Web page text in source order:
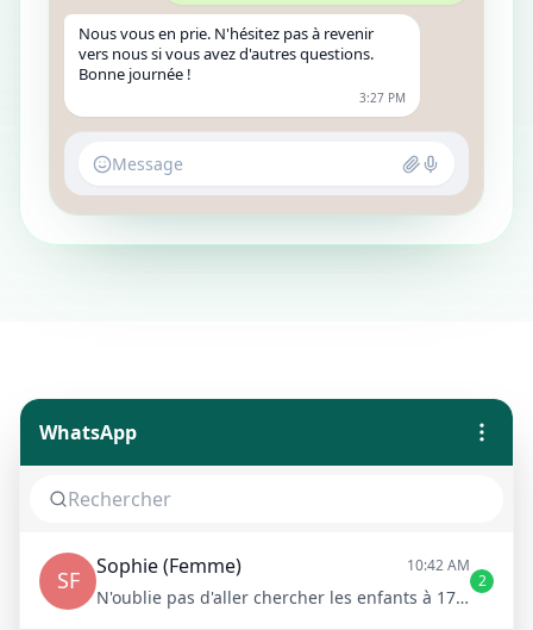
Nous vous en prie. N'hésitez pas à revenir
vers nous si vous avez d'autres questions.
Bonne journée !
3:27 PM
Message
WhatsApp
SF Sophie (Femme) 10:42 AM
N'oublie pas d'aller chercher les enfants à 17h !
2